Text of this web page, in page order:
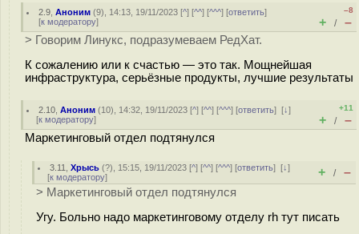
2.9 ,Аноним (9), 14:13, 19/11/2023 [^] [^^] [^^^] [ответить]
[к модератору]
–8
+ / –
> Говорим Линукс, подразумеваем РедХат.
К сожалению или к счастью — это так. Мощнейшая
инфраструктура, серьёзные продукты, лучшие результаты
2.10 ,Аноним (10), 14:32, 19/11/2023 [^] [^^] [^^^] [ответить][↓]
[к модератору]
+11
+ / –
Маркетинговый отдел подтянулся
3.11 ,Хрысь (?), 15:15, 19/11/2023 [^] [^^] [^^^] [ответить][↓]
[к модератору] + / –
> Маркетинговый отдел подтянулся
Угу. Больно надо маркетинговому отделу rh тут писать